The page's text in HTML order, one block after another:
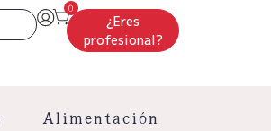
0
¿Eres
profesional?
Alimentación